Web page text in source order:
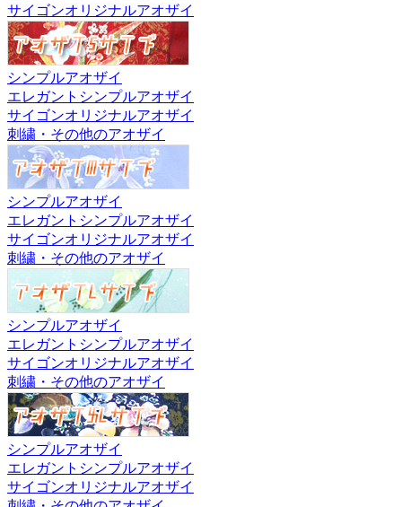
サイゴンオリジナルアオザイ
シンプルアオザイ
エレガントシンプルアオザイ
サイゴンオリジナルアオザイ
刺繍・その他のアオザイ
シンプルアオザイ
エレガントシンプルアオザイ
サイゴンオリジナルアオザイ
刺繍・その他のアオザイ
シンプルアオザイ
エレガントシンプルアオザイ
サイゴンオリジナルアオザイ
刺繍・その他のアオザイ
シンプルアオザイ
エレガントシンプルアオザイ
サイゴンオリジナルアオザイ